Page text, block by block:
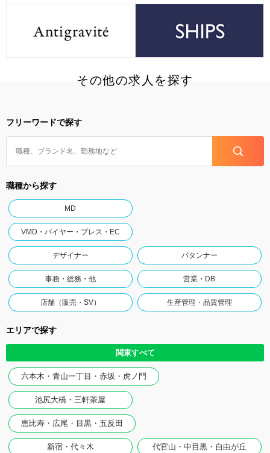
その他の求人を探す
フリーワードで探す
職種から探す
MD
VMD・バイヤー・プレス・EC
デザイナー パタンナー
事務・総務・他 営業・DB
店舗（販売・SV） 生産管理・品質管理
エリアで探す
関東すべて
六本木・青山一丁目・赤坂・虎ノ門
池尻大橋・三軒茶屋
恵比寿・広尾・目黒・五反田
新宿・代々木 代官山・中目黒・自由が丘